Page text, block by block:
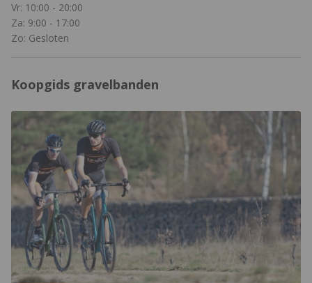
Vr: 10:00 - 20:00
Za: 9:00 - 17:00
Zo: Gesloten
Koopgids gravelbanden